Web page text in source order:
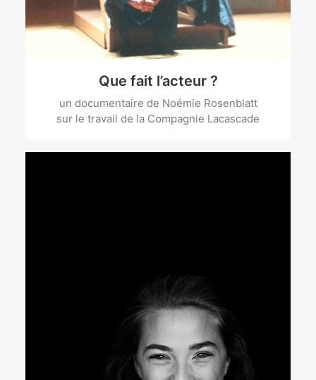
Que fait l’acteur ?
un documentaire de Noémie Rosenblatt
sur le travail de la Compagnie Lacascade